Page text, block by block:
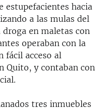
estupefacientes hacia
a las mulas del
en maletas con
operaban con la
fácil acceso al
Quito, y contaban con
tres inmuebles